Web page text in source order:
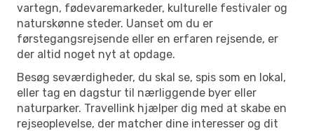
vartegn, fødevaremarkeder, kulturelle festivaler og
naturskønne steder. Uanset om du er
førstegangsrejsende eller en erfaren rejsende, er
der altid noget nyt at opdage.
Besøg seværdigheder, du skal se, spis som en lokal,
eller tag en dagstur til nærliggende byer eller
naturparker. Travellink hjælper dig med at skabe en
rejseoplevelse, der matcher dine interesser og dit